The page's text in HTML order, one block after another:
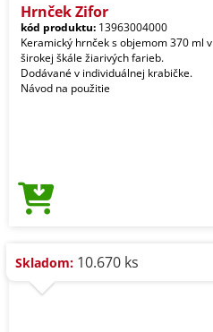
Hrnček Zifor
kód produktu: 13963004000
Keramický hrnček s objemom 370 ml v
širokej škále žiarivých farieb.
Dodávané v individuálnej krabičke.
Návod na použitie
Skladom: 10.670 ks